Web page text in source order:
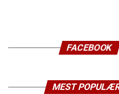
FACEBOOK
MEST